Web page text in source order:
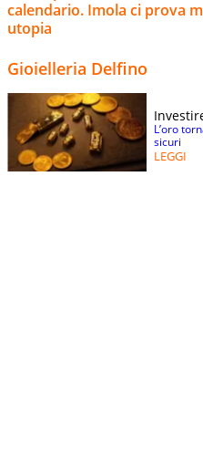
calendario. Imola ci prova
utopia
Gioielleria Delfino
L’oro
sicuri
LEGGI